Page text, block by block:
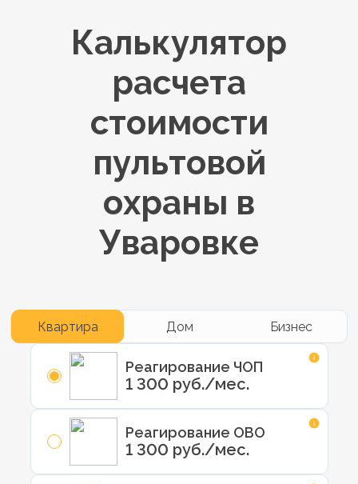
Калькулятор
расчета
стоимости
пультовой
охраны в
Уваровке
Квартира Дом Бизнес
Реагирование ЧОП
1 300 руб./мес.
Реагирование ОВО
1 300 руб./мес.